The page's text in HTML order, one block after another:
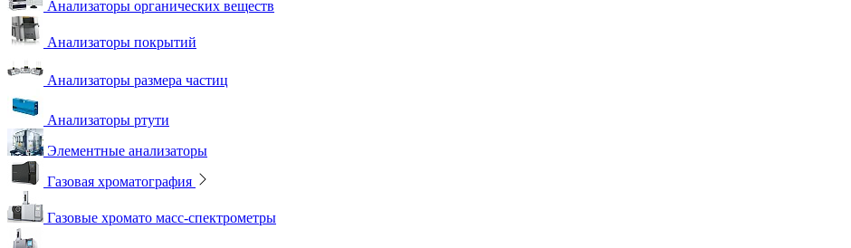
Анализаторы органических веществ
Анализаторы покрытий
Анализаторы размера частиц
Анализаторы ртути
Элементные анализаторы
Газовая хроматография
Газовые хромато масс-спектрометры